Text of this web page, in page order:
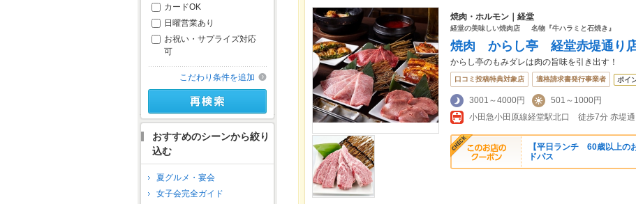
カードOK
日曜営業あり
お祝い・サプライズ対応
可
こだわり条件を追加
おすすめのシーンから絞り
込む
夏グルメ・宴会
女子会完全ガイド
焼肉・ホルモン｜経堂
経堂の美味しい焼肉店 名物『牛ハラミと石焼き』
焼肉 からし亭 経堂赤堤通り
からし亭のもみダレは肉の旨味を引き出す！
口コミ投稿特典対象店 適格請求書発行事業者 ポイ
3001～4000円
501～1000円
小田急小田原線経堂駅北口 徒歩7分 赤堤
【平日ランチ 60歳以上の
ドパス